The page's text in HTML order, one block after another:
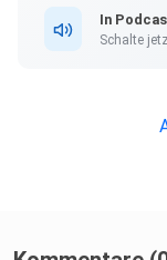
In
Schalte